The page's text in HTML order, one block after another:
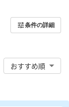
条件の詳細
おすすめ順